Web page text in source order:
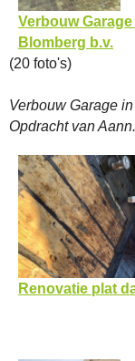
Verbouw
Blomberg b.v.
(20 foto's)
Verbouw Garage
Opdracht van
Renovatie plat